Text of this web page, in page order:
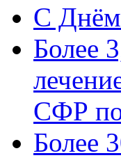
C
Более
СФР по
Более